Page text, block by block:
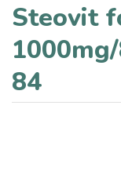
Steovit
84